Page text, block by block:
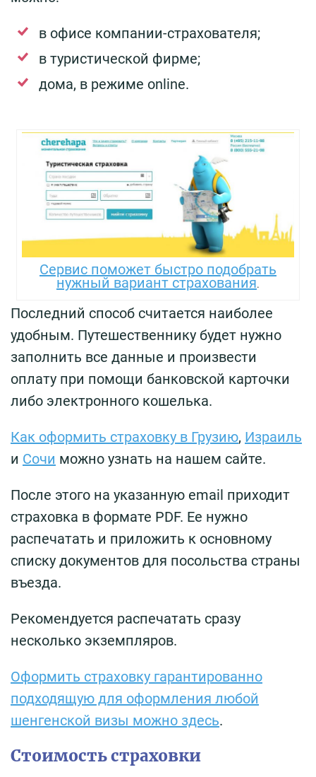
в офисе компании-страхователя;
в туристической фирме;
дома, в режиме online.
Сервис поможет быстро подобрать
нужный вариант страхования.
Последний способ считается наиболее
удобным. Путешественнику будет нужно
заполнить все данные и произвести
оплату при помощи банковской карточки
либо электронного кошелька.
Как оформить страховку в Грузию, Израиль
и Сочи можно узнать на нашем сайте.
После этого на указанную email приходит
страховка в формате PDF. Ее нужно
распечатать и приложить к основному
списку документов для посольства страны
въезда.
Рекомендуется распечатать сразу
несколько экземпляров.
Оформить страховку гарантированно
подходящую для оформления любой
шенгенской визы можно здесь.
Стоимость страховки